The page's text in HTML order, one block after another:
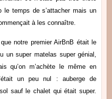
le temps de s’attacher mais un
à les connaître.
notre premier AirBnB était le
un super matelas super génial,
qu’on m’achète le même en
un peu nul : auberge de
sauf le chalet qui était super.